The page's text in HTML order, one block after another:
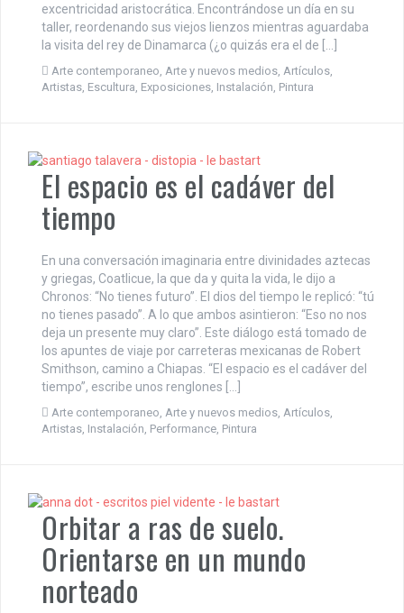
excentricidad aristocrática. Encontrándose un día en su
taller, reordenando sus viejos lienzos mientras aguardaba
la visita del rey de Dinamarca (¿o quizás era el de […]
Arte contemporaneo Arte y nuevos medios Artículos
Artistas Escultura Exposiciones Instalación Pintura
El espacio es el cadáver del
tiempo
En una conversación imaginaria entre divinidades aztecas
y griegas, Coatlicue, la que da y quita la vida, le dijo a
Chronos: “No tienes futuro”. El dios del tiempo le replicó: “tú
no tienes pasado”. A lo que ambos asintieron: “Eso no nos
deja un presente muy claro”. Este diálogo está tomado de
los apuntes de viaje por carreteras mexicanas de Robert
Smithson, camino a Chiapas. “El espacio es el cadáver del
tiempo”, escribe unos renglones […]
Arte contemporaneo Arte y nuevos medios Artículos
Artistas Instalación Performance Pintura
Orbitar a ras de suelo.
Orientarse en un mundo
norteado